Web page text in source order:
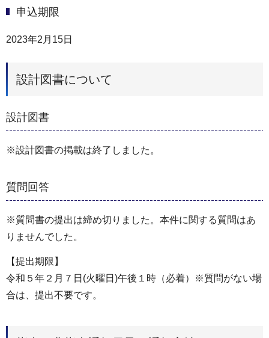
申込期限
2023年2月15日
設計図書について
設計図書
※設計図書の掲載は終了しました。
質問回答
※質問書の提出は締め切りました。本件に関する質問はあ
りませんでした。
【提出期限】
令和５年２月７日(火曜日)午後１時（必着）※質問がない場
合は、提出不要です。